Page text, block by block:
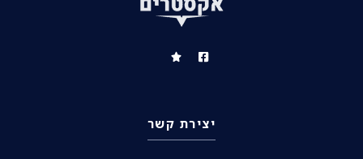
יצירת קשר